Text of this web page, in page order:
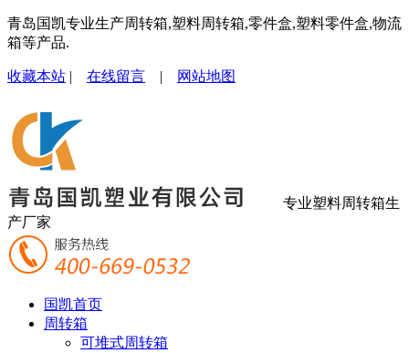
青岛国凯专业生产周转箱,塑料周转箱,零件盒,塑料零件盒,物流
箱等产品.
收藏本站 | 在线留言 | 网站地图
专业塑料周转箱生
产厂家
国凯首页
周转箱
可堆式周转箱